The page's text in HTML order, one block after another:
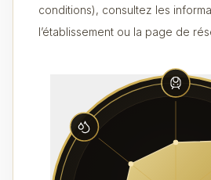
conditions), consultez les
l’établissement ou la page de